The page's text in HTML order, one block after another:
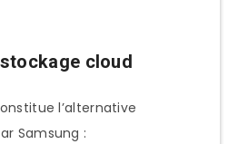
cloud
l’alternative
Samsung :